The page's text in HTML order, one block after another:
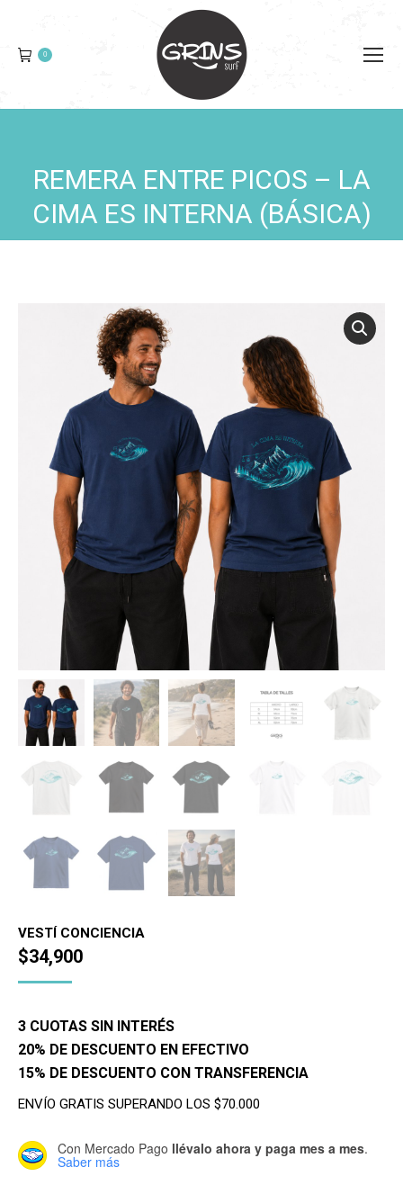
0
REMERA ENTRE PICOS – LA
CIMA ES INTERNA (BÁSICA)
VESTÍ CONCIENCIA
$34,900
3 CUOTAS SIN INTERÉS
20% DE DESCUENTO EN EFECTIVO
15% DE DESCUENTO CON TRANSFERENCIA
ENVÍO GRATIS SUPERANDO LOS $70.000
Con Mercado Pago llévalo ahora y paga mes a mes.
Saber más